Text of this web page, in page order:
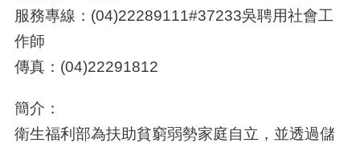
服務專線：(04)22289111#37233吳聘用社會工
作師
傳真：(04)22291812
簡介：
衛生福利部為扶助貧窮弱勢家庭自立，並透過儲